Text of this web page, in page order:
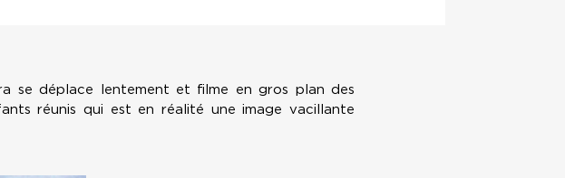
se déplace lentement et filme en gros plan des
réunis qui est en réalité une image vacillante